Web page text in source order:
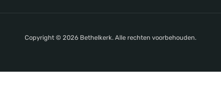
Copyright © 2026 Bethelkerk. Alle rechten voorbehouden.